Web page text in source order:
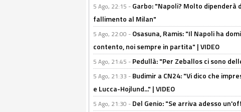
5 Ago, 22:15 - Garbo: "Napoli? Molto
fallimento al Milan"
5 Ago, 22:00 - Osasuna, Ramis: "Il Napoli ha
contento, noi sempre in partita" | VIDEO
5 Ago, 21:45 - Pedullà: "Per Zeballos ci sono
5 Ago, 21:33 - Budimir a CN24: "Vi dico che
e Lucca-Hojlund..." | VIDEO
5 Ago, 21:30 - Del Genio: "Se arriva adesso